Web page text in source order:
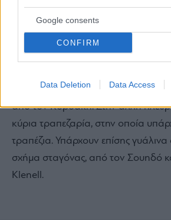
Google consents
CONFIRM
Data Deletion Data Access
Στη μία πλευρά του λόμπι
τοιχογραφία-φωτογραφία ενός
από τον Κορδάκη. Στην άλλη
κύρια τραπεζαρία, στην οποία
τραπέζια. Υπάρχουν επίσης γυάλινα
σχήμα σταγόνας, από τον Σουηδό
Klenell.